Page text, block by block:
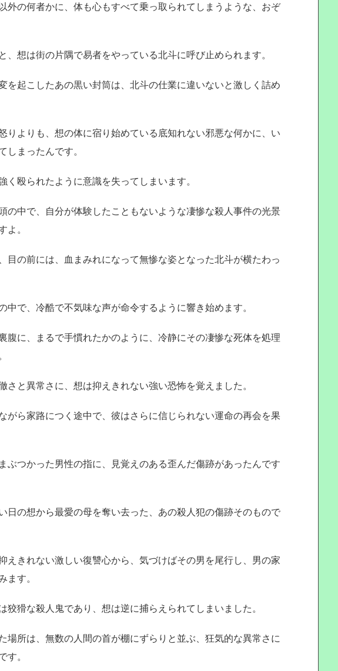
外の何者かに、体も心もすべて乗っ取られてしまうような、おぞ
、想は街の片隅で易者をやっている北斗に呼び止められます。
を起こしたあの黒い封筒は、北斗の仕業に違いないと激しく詰め
りよりも、想の体に宿り始めている底知れない邪悪な何かに、い
しまったんです。
く殴られたように意識を失ってしまいます。
の中で、自分が体験したこともないような凄惨な殺人事件の光景
よ。
目の前には、血まみれになって無惨な姿となった北斗が横たわっ
中で、冷酷で不気味な声が命令するように響き始めます。
腹に、まるで手慣れたかのように、冷静にその凄惨な死体を処理
さと異常さに、想は抑えきれない強い恐怖を覚えました。
がら家路につく途中で、彼はさらに信じられない運命の再会を果
ぶつかった男性の指に、見覚えのある歪んだ傷跡があったんです
日の想から最愛の母を奪い去った、あの殺人犯の傷跡そのもので
えきれない激しい復讐心から、気づけばその男を尾行し、男の家
ます。
狡猾な殺人鬼であり、想は逆に捕らえられてしまいました。
場所は、無数の人間の首が棚にずらりと並ぶ、狂気的な異常さに
す。